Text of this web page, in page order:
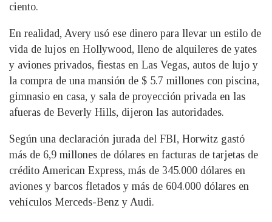
ciento.
En realidad, Avery usó ese dinero para llevar un estilo de
vida de lujos en Hollywood, lleno de alquileres de yates
y aviones privados, fiestas en Las Vegas, autos de lujo y
la compra de una mansión de $ 5.7 millones con piscina,
gimnasio en casa, y sala de proyección privada en las
afueras de Beverly Hills, dijeron las autoridades.
Según una declaración jurada del FBI, Horwitz gastó
más de 6,9 millones de dólares en facturas de tarjetas de
crédito American Express, más de 345.000 dólares en
aviones y barcos fletados y más de 604.000 dólares en
vehículos Merceds-Benz y Audi.